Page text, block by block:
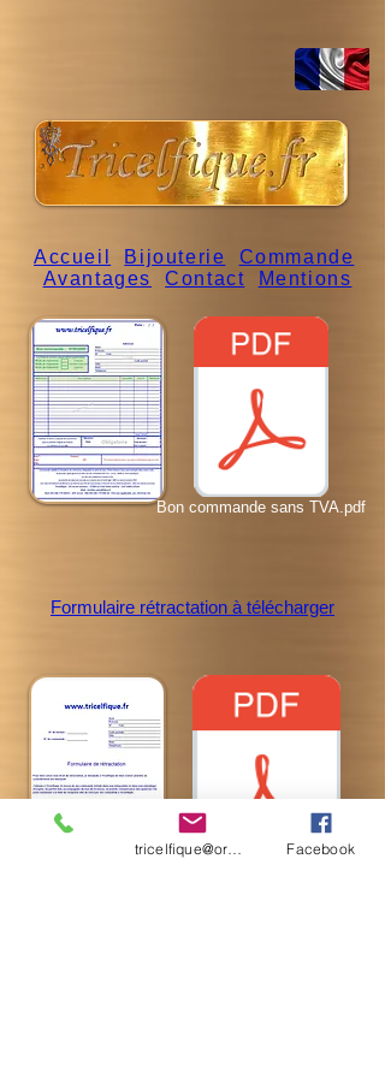
Accueil Bijouterie
Commande
Avantages
Contact Mentions
Bon commande sans TVA.pdf
Formulaire rétractation à télécharger
Facebook